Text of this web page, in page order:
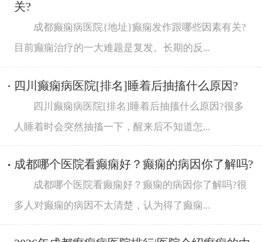
关?
成都癫痫病医院{地址}癫痫发作跟哪些因素有关?
目前癫痫治疗的一大难题是复发。长期的反...
四川癫痫病医院[排名]睡着后抽搐什么原因?
四川癫痫病医院[排名]睡着后抽搐什么原因?很多
人睡着时会突然抽搐一下，醒来后不知道怎...
成都哪个医院看癫痫好？癫痫的病因你了解吗?
成都哪个医院看癫痫好？癫痫的病因你了解吗?很
多人对癫痫的病因不太清楚，认为得了癫痫...